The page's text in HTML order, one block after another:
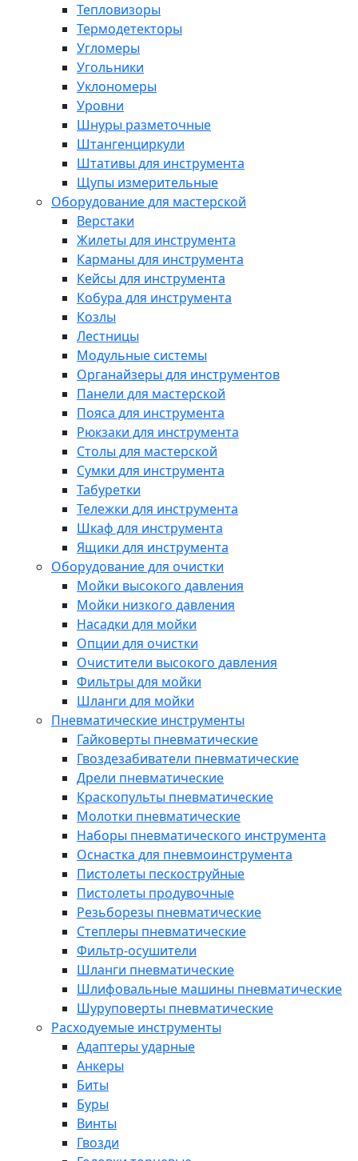
Тепловизоры
Термодетекторы
Угломеры
Угольники
Уклономеры
Уровни
Шнуры разметочные
Штангенциркули
Штативы для инструмента
Щупы измерительные
Оборудование для мастерской
Верстаки
Жилеты для инструмента
Карманы для инструмента
Кейсы для инструмента
Кобура для инструмента
Козлы
Лестницы
Модульные системы
Органайзеры для инструментов
Панели для мастерской
Пояса для инструмента
Рюкзаки для инструмента
Столы для мастерской
Сумки для инструмента
Табуретки
Тележки для инструмента
Шкаф для инструмента
Ящики для инструмента
Оборудование для очистки
Мойки высокого давления
Мойки низкого давления
Насадки для мойки
Опции для очистки
Очистители высокого давления
Фильтры для мойки
Шланги для мойки
Пневматические инструменты
Гайковерты пневматические
Гвоздезабиватели пневматические
Дрели пневматические
Краскопульты пневматические
Молотки пневматические
Наборы пневматического инструмента
Оснастка для пневмоинструмента
Пистолеты пескоструйные
Пистолеты продувочные
Резьборезы пневматические
Степлеры пневматические
Фильтр-осушители
Шланги пневматические
Шлифовальные машины пневматические
Шуруповерты пневматические
Расходуемые инструменты
Адаптеры ударные
Анкеры
Биты
Буры
Винты
Гвозди